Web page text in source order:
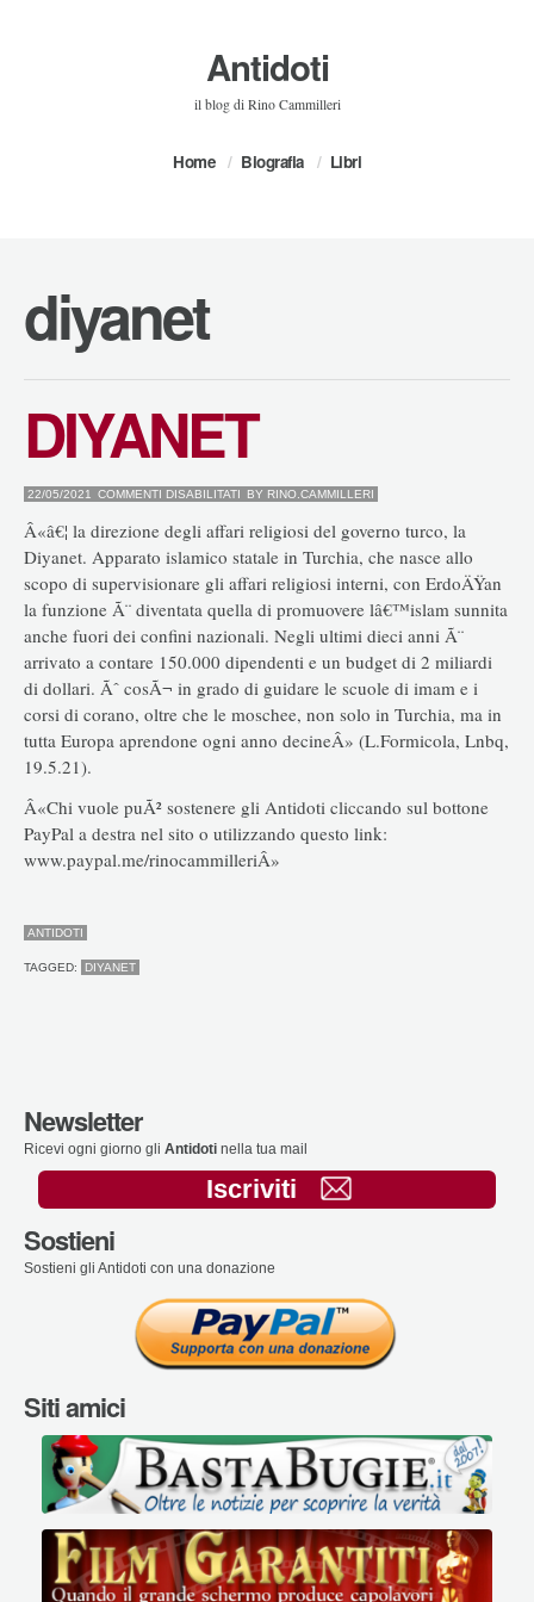
Antidoti
il blog di Rino Cammilleri
Home Biografia Libri
diyanet
DIYANET
22/05/2021 COMMENTI DISABILITATI SU
BY RINO.CAMMILLERI
Â«â€¦ la direzione degli affari religiosi del governo turco, la
Diyanet. Apparato islamico statale in Turchia, che nasce allo
scopo di supervisionare gli affari religiosi interni, con ErdoÄŸan
la funzione Ã¨ diventata quella di promuovere lâ€™islam sunnita
anche fuori dei confini nazionali. Negli ultimi dieci anni Ã¨
arrivato a contare 150.000 dipendenti e un budget di 2 miliardi
di dollari. Ãˆ cosÃ¬ in grado di guidare le scuole di imam e i
corsi di corano, oltre che le moschee, non solo in Turchia, ma in
tutta Europa aprendone ogni anno decineÂ» (L.Formicola, Lnbq,
19.5.21).
Â«Chi vuole puÃ² sostenere gli Antidoti cliccando sul bottone
PayPal a destra nel sito o utilizzando questo link:
www.paypal.me/rinocammilleriÂ»
ANTIDOTI
TAGGED: DIYANET
Newsletter
Ricevi ogni giorno gli Antidoti nella tua mail
Iscriviti
Sostieni
Sostieni gli Antidoti con una donazione
Siti amici